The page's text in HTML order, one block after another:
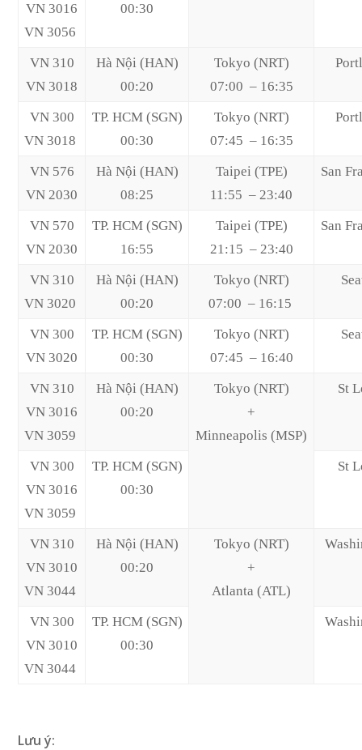
VN 3016
VN 3056
00:30
VN 310
VN 3018
Hà Nội (HAN)
00:20
Tokyo (NRT)
07:00 – 16:35
VN 300
VN 3018
TP. HCM (SGN)
00:30
Tokyo (NRT)
07:45 – 16:35
VN 576
VN 2030
Hà Nội (HAN)
08:25
Taipei (TPE)
11:55 – 23:40
San
VN 570
VN 2030
TP. HCM (SGN)
16:55
Taipei (TPE)
21:15 – 23:40
San
VN 310
VN 3020
Hà Nội (HAN)
00:20
Tokyo (NRT)
07:00 – 16:15
VN 300
VN 3020
TP. HCM (SGN)
00:30
Tokyo (NRT)
07:45 – 16:40
VN 310
VN 3016
VN 3059
Hà Nội (HAN)
00:20
Tokyo (NRT)
+
Minneapolis (MSP)
St
VN 300
VN 3016
VN 3059
TP. HCM (SGN)
00:30
St
VN 310
VN 3010
VN 3044
Hà Nội (HAN)
00:20
Tokyo (NRT)
+
Atlanta (ATL)
VN 300
VN 3010
VN 3044
TP. HCM (SGN)
00:30
Lưu ý: